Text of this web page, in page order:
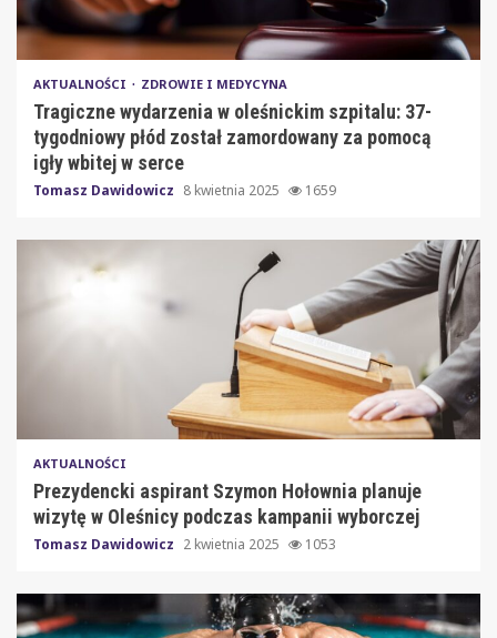
AKTUALNOŚCI ZDROWIE I MEDYCYNA
Tragiczne wydarzenia w oleśnickim szpitalu: 37-
tygodniowy płód został zamordowany za pomocą
igły wbitej w serce
Tomasz Dawidowicz 8 kwietnia 2025 1659
AKTUALNOŚCI
Prezydencki aspirant Szymon Hołownia planuje
wizytę w Oleśnicy podczas kampanii wyborczej
Tomasz Dawidowicz 2 kwietnia 2025 1053